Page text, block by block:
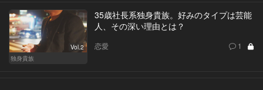
Vol.2
独身貴族
35歳社長系独身貴族。好みのタイプは芸能
人、その深い理由とは？
恋愛 1